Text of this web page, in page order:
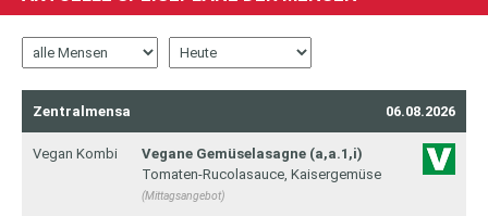
Zentralmensa 06.08.2026
Vegan Kombi
Vegane Gemüselasagne (a,a.1,i)
Tomaten-Rucolasauce, Kaisergemüse
(Mittagsangebot)